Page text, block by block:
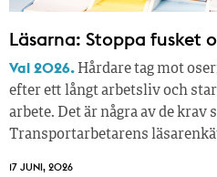
Läsarna: Stoppa fusket
Val 2026. Hårdare tag mot
efter ett långt arbetsliv och
arbete. Det är några av de krav
Transportarbetarens
17 JUNI, 2026